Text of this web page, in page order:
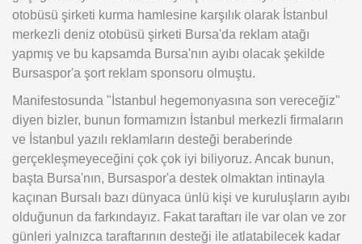
otobüsü şirketi kurma hamlesine karşılık olarak İstanbul
merkezli deniz otobüsü şirketi Bursa'da reklam atağı
yapmış ve bu kapsamda Bursa'nın ayıbı olacak şekilde
Bursaspor'a şort reklam sponsoru olmuştu.
Manifestosunda "İstanbul hegemonyasına son vereceğiz"
diyen bizler, bunun formamızın İstanbul merkezli firmaların
ve İstanbul yazılı reklamların desteği beraberinde
gerçekleşmeyeceğini çok çok iyi biliyoruz. Ancak bunun,
başta Bursa'nın, Bursaspor'a destek olmaktan intinayla
kaçınan Bursalı bazı dünyaca ünlü kişi ve kuruluşların ayıbı
olduğunun da farkındayız. Fakat taraftarı ile var olan ve zor
günleri yalnızca taraftarının desteği ile atlatabilecek kadar